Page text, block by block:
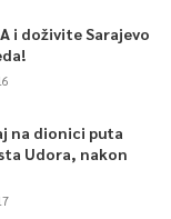
i doživite Sarajevo
na dionici puta
Udora, nakon